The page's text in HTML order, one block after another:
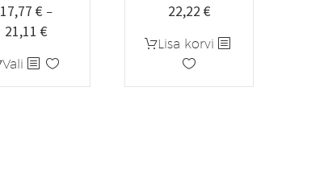
17,77 € –
21,11 €Hinnavahemik:
kuni
21,11 €
Vali Sellel
tootel
22,22 €
Lisa korvi